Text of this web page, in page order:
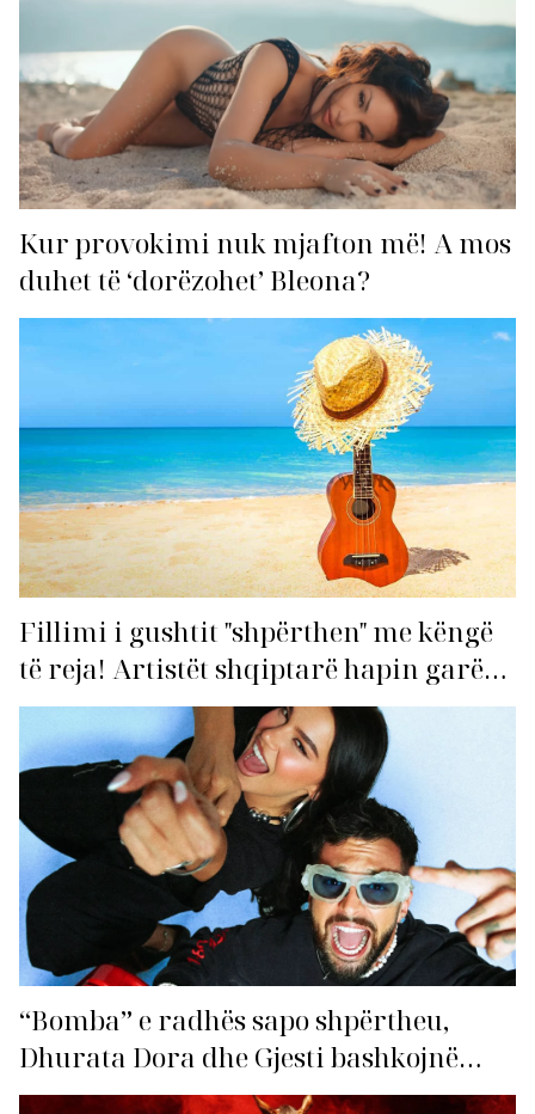
Kur provokimi nuk mjafton më! A mos
duhet të ‘dorëzohet’ Bleona?
Fillimi i gushtit "shpërthen" me këngë
të reja! Artistët shqiptarë hapin garën
për hitin e verës!
“Bomba” e radhës sapo shpërtheu,
Dhurata Dora dhe Gjesti bashkojnë
fuqitë me “Gasolina”!